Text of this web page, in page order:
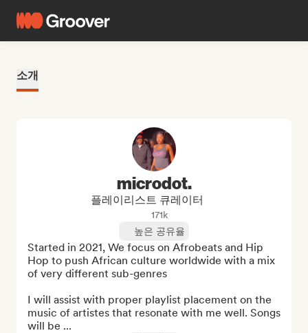
소개
microdot.
플레이리스트 큐레이터
171k
높은 공유율
Started in 2021, We focus on Afrobeats and Hip
Hop to push African culture worldwide with a mix
of very different sub-genres
I will assist with proper playlist placement on the
music of artistes that resonate with me well. Songs
will be ...